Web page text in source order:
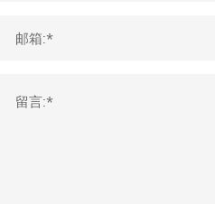
邮箱:*
留言:*